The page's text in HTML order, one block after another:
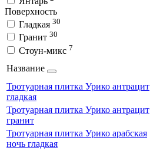
Поверхность
Гладкая 30
Гранит 30
Стоун-микс 7
Название
Тротуарная плитка Урико антрацит
гладкая
Тротуарная плитка Урико антрацит
гранит
Тротуарная плитка Урико арабская
ночь гладкая